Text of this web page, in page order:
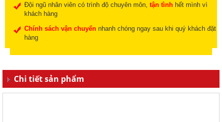
Đội ngũ nhân viên có trình độ chuyên môn, tận tìnhhết mình vì
khách hàng
Chính sách vận chuyểnnhanh chóng ngay sau khi quý khách đặt
hàng
Chi tiết sản phẩm